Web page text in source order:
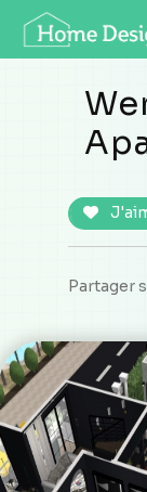
Partager